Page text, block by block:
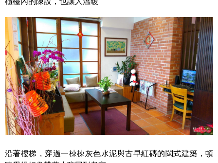
沿著樓梯，穿過一棟棟灰色水泥與古早紅磚的閩式建築，頓